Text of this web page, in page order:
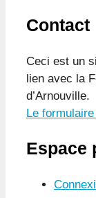
Contact
Ceci est un
lien avec la
d’Arnouville.
Le
Espace